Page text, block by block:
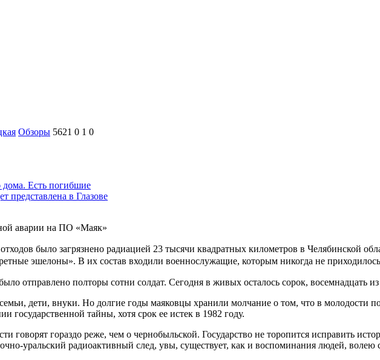
Обзоры 5621 0 1 0
Есть погибшие
представлена в Глазове
аварии на ПО «Маяк»
было загрязнено радиацией 23 тысячи квадратных километров в Челябинской
эшелоны». В их состав входили военнослужащие, которым никогда не
отправлено полторы сотни солдат. Сегодня в живых осталось сорок, восемнадцать
дети, внуки. Но долгие годы маяковцы хранили молчание о том, что в молодости
государственной тайны, хотя срок ее истек в 1982 году.
говорят гораздо реже, чем о чернобыльской. Государство не торопится исправить
уральский радиоактивный след, увы, существует, как и воспоминания людей, волею